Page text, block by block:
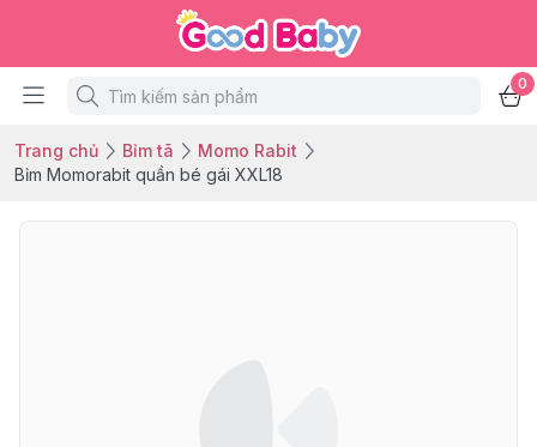
0
Trang chủ Bỉm tã
Momo Rabit
Bỉm Momorabit quần bé gái XXL18